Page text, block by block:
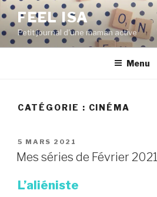
Aller
au
contenu
principal
FEEL ISA
Petit journal d'une maman active
Menu
CATÉGORIE : CINÉMA
PUBLIÉ
LE
5 MARS 2021
Mes séries de Février 2021
L’aliéniste